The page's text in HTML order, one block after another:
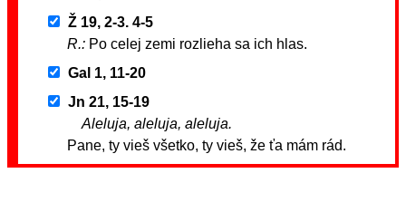
Ž 19, 2-3. 4-5
R.: Po celej zemi rozlieha sa ich hlas.
Gal 1, 11-20
Jn 21, 15-19
Aleluja, aleluja, aleluja.
Pane, ty vieš všetko, ty vieš, že ťa mám rád.